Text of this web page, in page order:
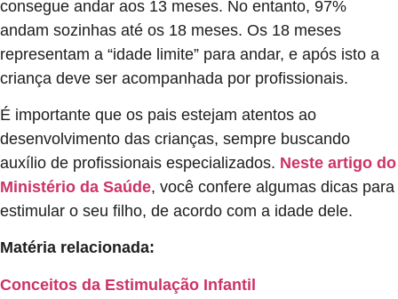
consegue andar aos 13 meses. No entanto, 97%
andam sozinhas até os 18 meses. Os 18 meses
representam a “idade limite” para andar, e após isto a
criança deve ser acompanhada por profissionais.
É importante que os pais estejam atentos ao
desenvolvimento das crianças, sempre buscando
auxílio de profissionais especializados. Neste artigo do
Ministério da Saúde, você confere algumas dicas para
estimular o seu filho, de acordo com a idade dele.
Matéria relacionada:
Conceitos da Estimulação Infantil